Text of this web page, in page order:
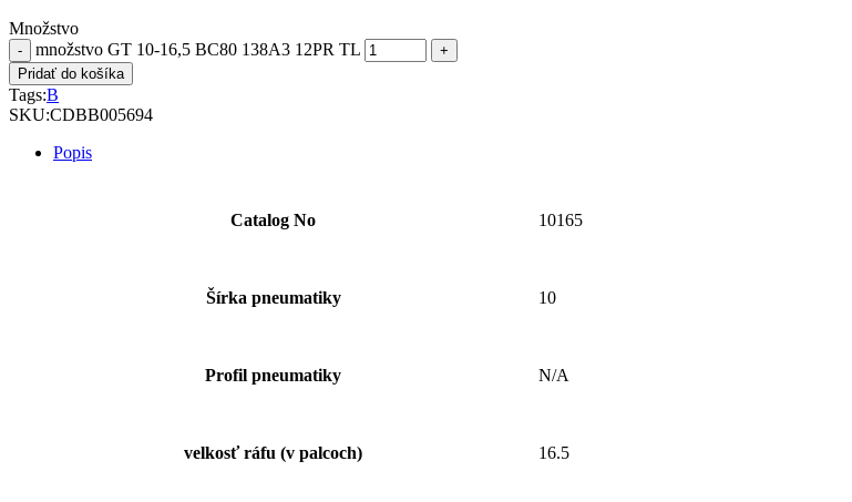
Množstvo
množstvo GT 10-16,5 BC80 138A3 12PR TL
Pridať do košíka
Tags:B
SKU:CDBB005694
Popis
Catalog No 10165
Šírka pneumatiky 10
Profil pneumatiky N/A
velkosť ráfu (v palcoch) 16.5